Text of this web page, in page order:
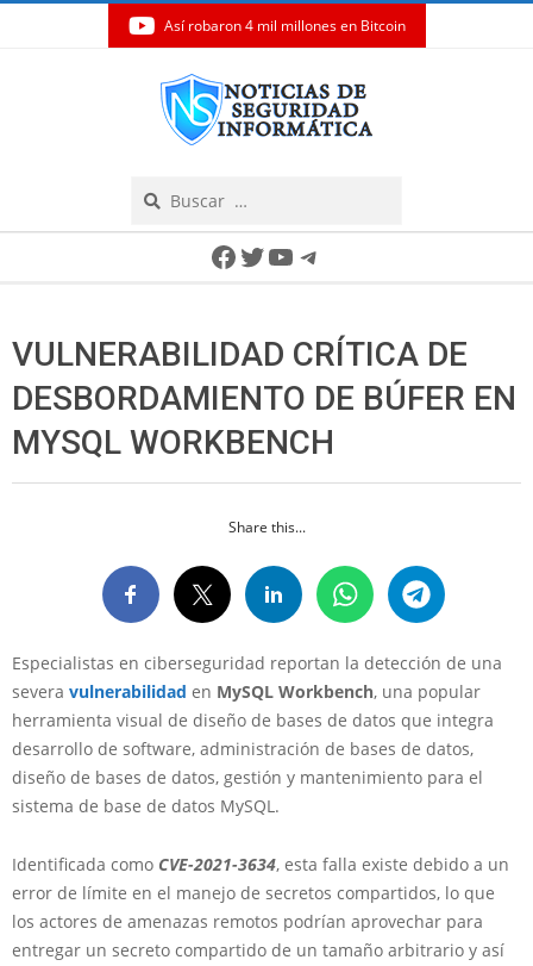
Así robaron 4 mil millones en Bitcoin
Facebook
Twitter
YouTube
Telegram
VULNERABILIDAD CRÍTICA DE
DESBORDAMIENTO DE BÚFER EN
MYSQL WORKBENCH
Share this...
Especialistas en ciberseguridad reportan la detección de una
severa vulnerabilidad en MySQL Workbench, una popular
herramienta visual de diseño de bases de datos que integra
desarrollo de software, administración de bases de datos,
diseño de bases de datos, gestión y mantenimiento para el
sistema de base de datos MySQL.
Identificada como CVE-2021-3634, esta falla existe debido a un
error de límite en el manejo de secretos compartidos, lo que
los actores de amenazas remotos podrían aprovechar para
entregar un secreto compartido de un tamaño arbitrario y así